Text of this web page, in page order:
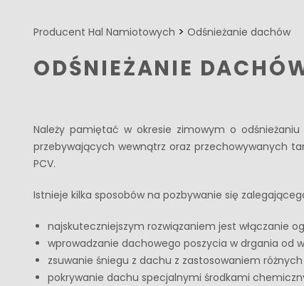
Producent Hal Namiotowych > Odśnieżanie dachów
ODŚNIEŻANIE
Należy pamiętać w okresie zimowym o
przebywających wewnątrz oraz przechowywanych
PCV.
Istnieje kilka sposobów na pozbywanie się
najskuteczniejszym rozwiązaniem jest włączanie
wprowadzanie dachowego poszycia w drgania od
zsuwanie śniegu z dachu z zastosowaniem
pokrywanie dachu specjalnymi środkami